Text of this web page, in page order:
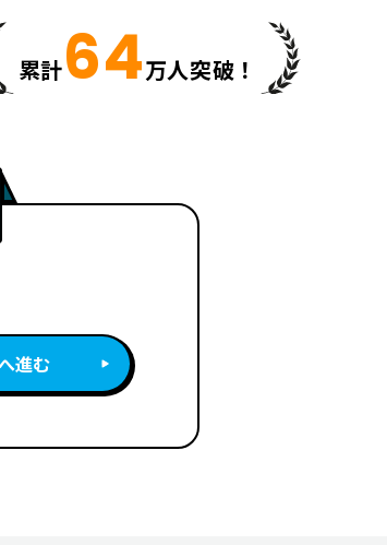
累計64万人突破！
進む